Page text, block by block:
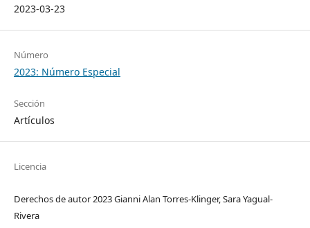
2023-03-23
Número
2023: Número Especial
Sección
Artículos
Licencia
Derechos de autor 2023 Gianni Alan Torres-Klinger, Sara Yagual-
Rivera